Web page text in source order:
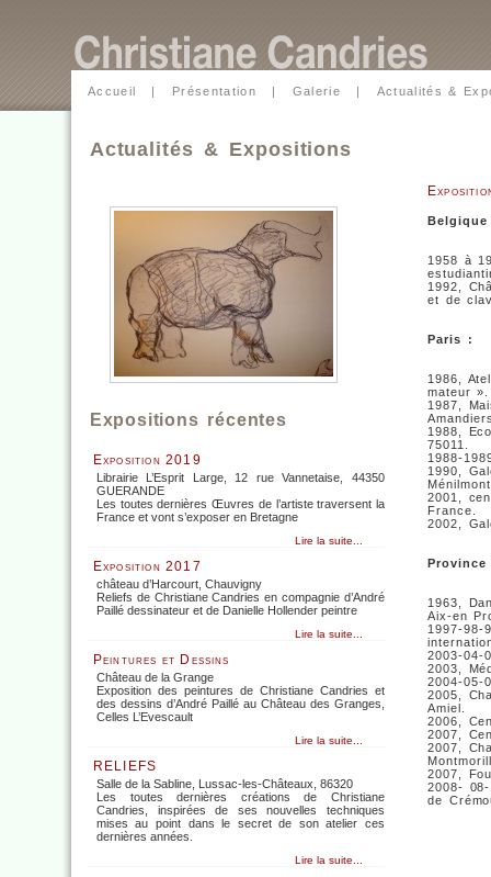
Accueil | Présentation | Galerie | Actualités &
Actualités & Expositions
1958 à
1992,
et de
Paris :
1986,
mateur ».
1987,
1988,
75011.
1988-
1990,
2001,
France.
2002,
Province
1963,
Aix-en
1997-98-
2003-04-
2003,
2004-05-
2005,
Amiel.
2006,
2007,
2007,
2007,
2008-
de
Expositions récentes
Exposition 2019
Librairie L’Esprit Large, 12 rue Vannetaise, 44350
GUERANDE
Les toutes dernières Œuvres de l’artiste traversent la
France et vont s’exposer en Bretagne
Lire la suite...
Exposition 2017
château d’Harcourt, Chauvigny
Reliefs de Christiane Candries en compagnie d’André
Paillé dessinateur et de Danielle Hollender peintre
Lire la suite...
Peintures et Dessins
Château de la Grange
Exposition des peintures de Christiane Candries et
des dessins d’André Paillé au Château des Granges,
Celles L’Evescault
Lire la suite...
RELIEFS
Salle de la Sabline, Lussac-les-Châteaux, 86320
Les toutes dernières créations de Christiane
Candries, inspirées de ses nouvelles techniques
mises au point dans le secret de son atelier ces
dernières années.
Lire la suite...